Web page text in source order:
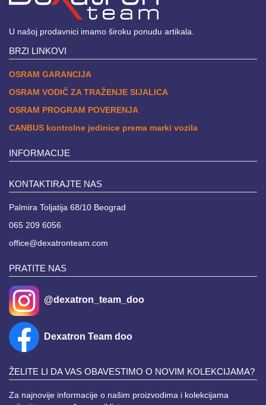
U našoj prodavnici imamo široku ponudu artikala.
BRZI LINKOVI
OSRAM GARANCIJA
OSRAM VODIČ ZA TRAŽENJE SIJALICA
OSRAM PROGRAM POVERENJA
CANBUS kontrolne jedinice prema marki vozila
INFORMACIJE
KONTAKTIRAJTE NAS
Palmira Toljatija 68/10 Beograd
065 209 6056
office@dexatronteam.com
PRATITE NAS
@dexatron_team_doo
Dexatron Team doo
ŽELITE LI DA VAS OBAVESTIMO O NOVIM KOLEKCIJAMA?
Za najnovije informacije o našim proizvodima i kolekcijama